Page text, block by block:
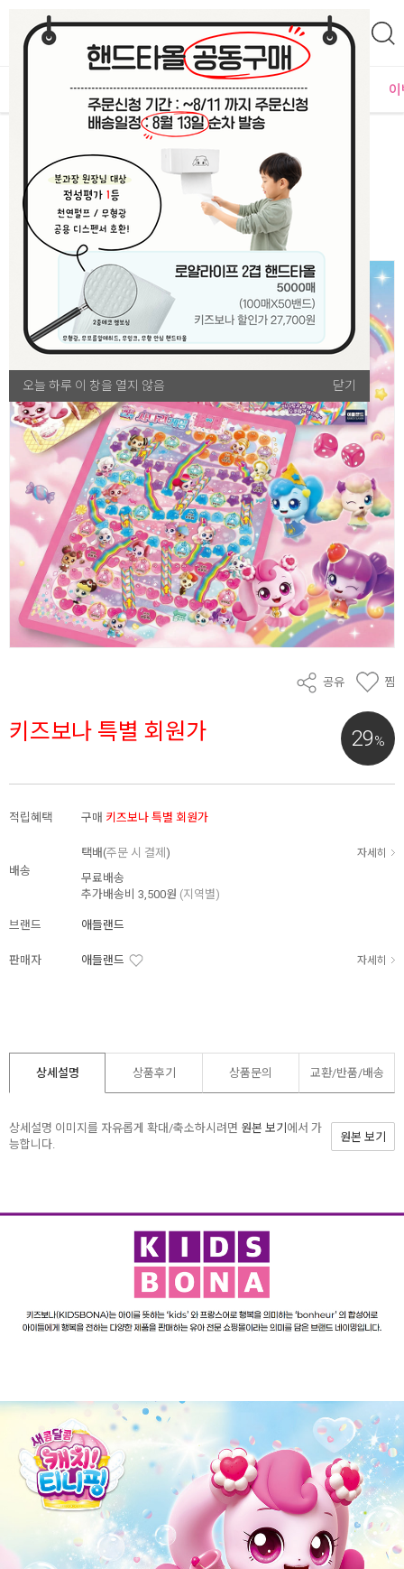
오늘 하루 이 창을 열지 않음 닫기
오늘 하루 이 창을 열지 않음 닫기
MD추천 PLAYLAB NEW BEST
기본 완구류
[본사] 새콤달콤 티니핑 사다리게임
공유 찜
29%
키즈보나 특별 회원가
적립혜택 구매 키즈보나 특별 회원가
배송
택배(주문 시 결제 ) 자세히
무료배송
추가배송비 3,500원 (지역별)
브랜드 애들랜드
판매자 애들랜드 자세히
상세설명 상품후기 상품문의 교환/반품/배송
상세설명 이미지를 자유롭게 확대/축소하시려면 원본 보기 에서 가
능합니다.
원본 보기